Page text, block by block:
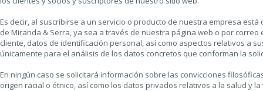
Es decir, al suscribirse a un servicio o producto de nuestra empresa
de Miranda & Serra, ya sea a través de nuestra página web o por
cliente, datos de identificación personal, así como aspectos relativos a
únicamente para el análisis de los datos concretos que conforman la
En ningún caso se solicitará información sobre las convicciones
origen racial o étnico, así como los datos privados relativos a la salud y